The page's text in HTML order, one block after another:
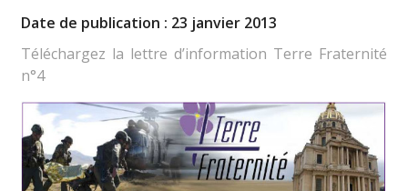
Date de publication : 23 janvier 2013
Téléchargez la lettre d’information Terre Fraternité
n°4